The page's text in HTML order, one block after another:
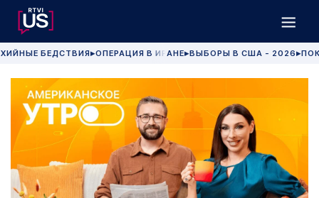
БЕДСТВИЯ▶ОПЕРАЦИЯ В ИРАНЕ▶ВЫБОРЫ В США - 2026 ▶